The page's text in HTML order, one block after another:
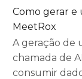
Como gerar e
MeetRox
A geração de
chamada de
consumir